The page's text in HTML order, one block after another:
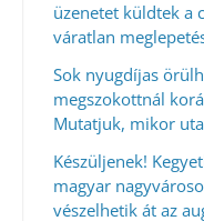
üzenetet küldtek a
váratlan
Sok nyugdíjas
megszokottnál
Mutatjuk, mikor
Készüljenek!
magyar
vészelhetik át az